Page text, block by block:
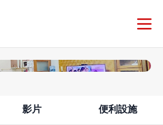
查看所有照片 21
影片 便利設施